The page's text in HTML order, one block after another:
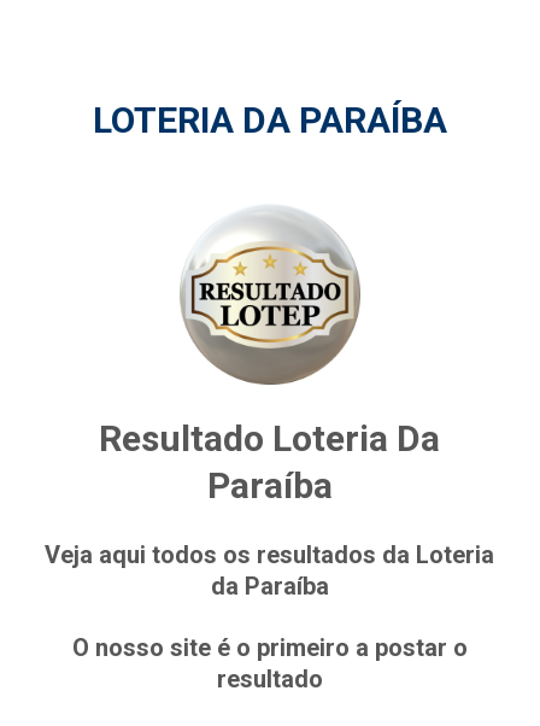
LOTERIA DA PARAÍBA
Resultado Loteria Da
Paraíba
Veja aqui todos os resultados da Loteria
da Paraíba
O nosso site é o primeiro a postar o
resultado